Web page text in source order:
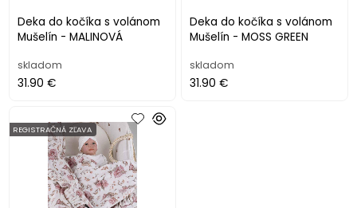
Deka do kočíka s volánom
Mušelín - MALINOVÁ
skladom
31.90 €
Deka do kočíka s volánom
Mušelín - MOSS GREEN
skladom
31.90 €
REGISTRAČNÁ ZĽAVA